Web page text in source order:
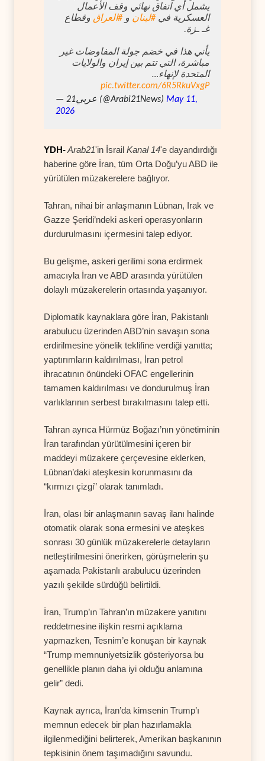
يشمل أي اتفاق نهائي وقف الأعمال
العسكرية في #لبنان و #العراق وقطاع
غـ ـزة.
يأتي هذا في خضم جولة المفاوضات غير
مباشرة، التي تتم بين إيران والولايات
المتحدة لإنهاء…
pic.twitter.com/6R5RkuVxgP
— عربي21 (@Arabi21News) May 11,
2026
YDH-Arab21'in İsrail Kanal 14'e dayandırdığı
haberine göre İran, tüm Orta Doğu’yu ABD ile
yürütülen müzakerelere bağlıyor.
Tahran, nihai bir anlaşmanın Lübnan, Irak ve
Gazze Şeridi’ndeki askeri operasyonların
durdurulmasını içermesini talep ediyor.
Bu gelişme, askeri gerilimi sona erdirmek
amacıyla İran ve ABD arasında yürütülen
dolaylı müzakerelerin ortasında yaşanıyor.
Diplomatik kaynaklara göre İran, Pakistanlı
arabulucu üzerinden ABD’nin savaşın sona
erdirilmesine yönelik teklifine verdiği yanıtta;
yaptırımların kaldırılması, İran petrol
ihracatının önündeki OFAC engellerinin
tamamen kaldırılması ve dondurulmuş İran
varlıklarının serbest bırakılmasını talep etti.
Tahran ayrıca Hürmüz Boğazı’nın yönetiminin
İran tarafından yürütülmesini içeren bir
maddeyi müzakere çerçevesine eklerken,
Lübnan’daki ateşkesin korunmasını da
“kırmızı çizgi” olarak tanımladı.
İran, olası bir anlaşmanın savaş ilanı halinde
otomatik olarak sona ermesini ve ateşkes
sonrası 30 günlük müzakerelerle detayların
netleştirilmesini önerirken, görüşmelerin şu
aşamada Pakistanlı arabulucu üzerinden
yazılı şekilde sürdüğü belirtildi.
İran, Trump’ın Tahran’ın müzakere yanıtını
reddetmesine ilişkin resmi açıklama
yapmazken, Tesnim’e konuşan bir kaynak
“Trump memnuniyetsizlik gösteriyorsa bu
genellikle planın daha iyi olduğu anlamına
gelir” dedi.
Kaynak ayrıca, İran’da kimsenin Trump’ı
memnun edecek bir plan hazırlamakla
ilgilenmediğini belirterek, Amerikan başkanının
tepkisinin önem taşımadığını savundu.